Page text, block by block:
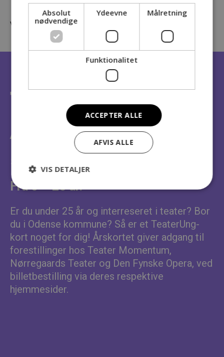
Vi glæder os til at tage imod jer på alle tre teatre!
TEATERUNG
ÅRSKORT
550 kr
Fra 0 – 25 år.
Er du under 25 år og interreseret i teater? Bor
du i Odense kommune? Så er et TeaterUng-
kort noget for dig! Årskortet giver adgang til
forestillinger hos Teater Momentum,
Nørregaards Teater og Den Fynske Opera, ved
billetbestilling via deres respektive
hjemmesider.
Absolut
nødvendige
Ydeevne Målretning
Funktionalitet
ACCEPTER ALLE
AFVIS ALLE
VIS DETALJER